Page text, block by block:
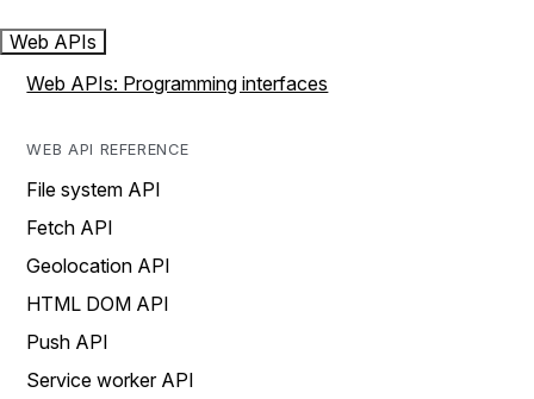
Web APIs
Web APIs: Programming interfaces
WEB API REFERENCE
File system API
Fetch API
Geolocation API
HTML DOM API
Push API
Service worker API